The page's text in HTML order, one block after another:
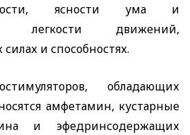
ясности ума и
легкости движений,
и способностях.
обладающих
амфетамин, кустарные
и эфедринсодержащих